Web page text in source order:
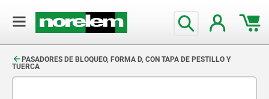
PASADORES DE BLOQUEO, FORMA D, CON TAPA DE PESTILLO Y
TUERCA